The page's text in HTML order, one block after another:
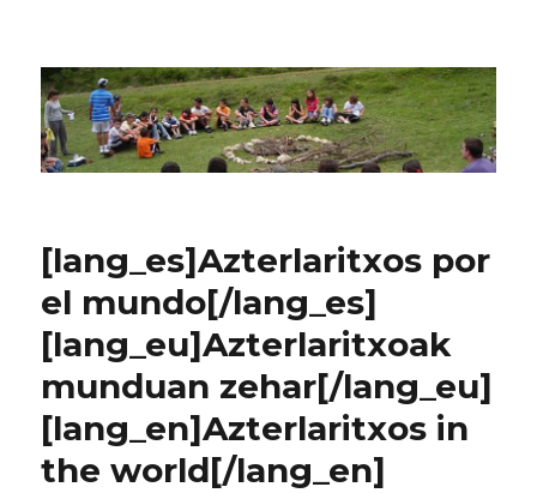
CPN Azterlariak
[lang_es]Azterlaritxos por
el mundo[/lang_es]
[lang_eu]Azterlaritxoak
munduan zehar[/lang_eu]
[lang_en]Azterlaritxos in
the world[/lang_en]